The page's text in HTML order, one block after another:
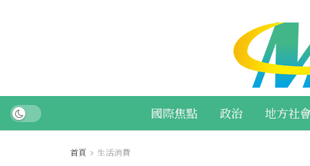
國際焦點 政治 地方社
首頁 生活消費